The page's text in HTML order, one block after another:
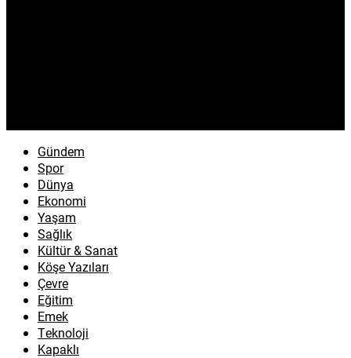
Gündem
Spor
Dünya
Ekonomi
Yaşam
Sağlık
Kültür & Sanat
Köşe Yazıları
Çevre
Eğitim
Emek
Teknoloji
Kapaklı